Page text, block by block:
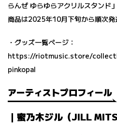
らんぜ ゆらゆらアクリルスタンド
商品は2025年10月下旬から順次発
・グッズ一覧ページ：
https://riotmusic.store/
pinkopal
アーティストプロフィール
｜蜜乃木ジル（JILL